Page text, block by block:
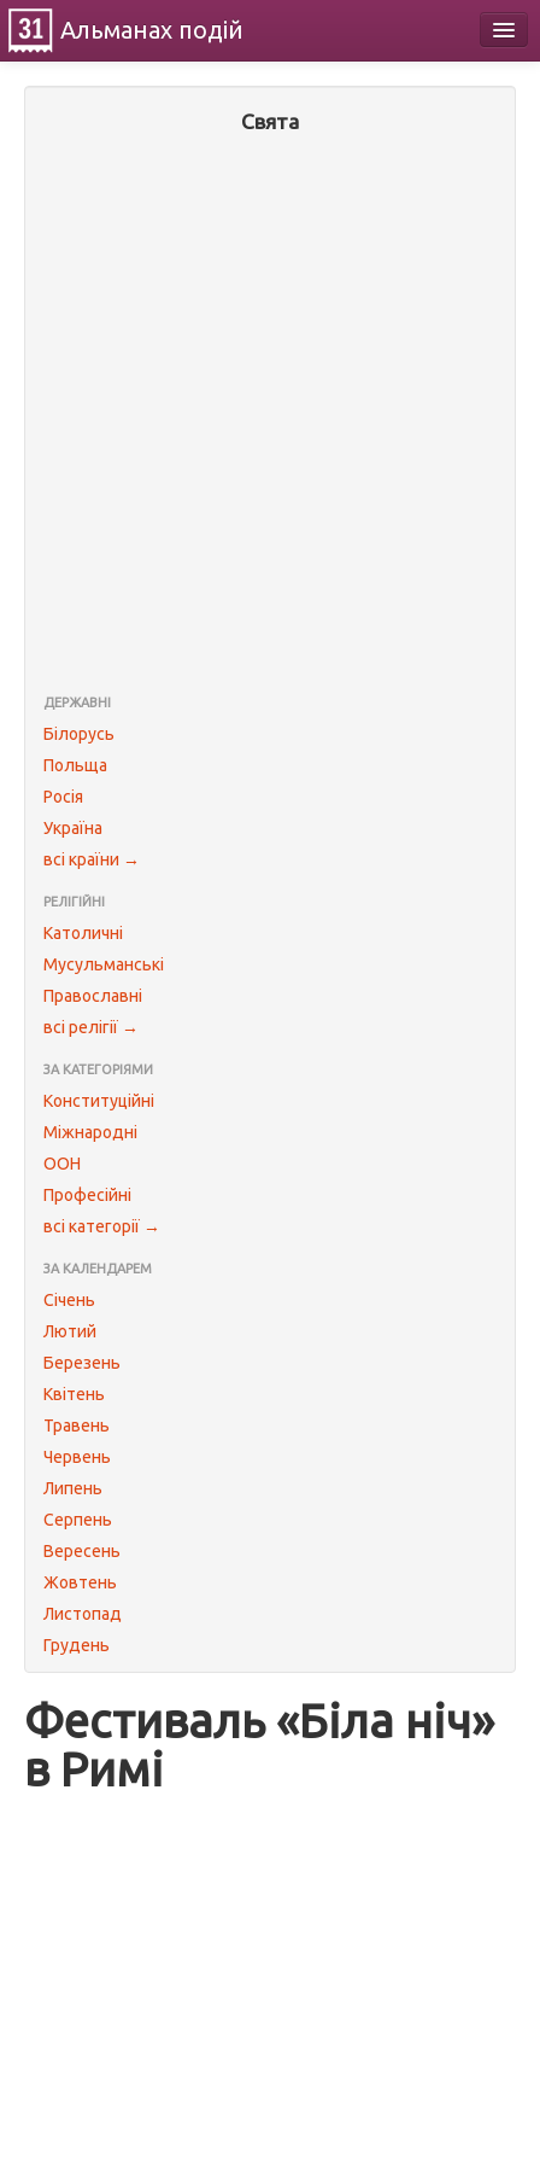
Альманах подій
Свята
ДЕРЖАВНІ
Білорусь
Польща
Росія
Україна
всі країни →
РЕЛІГІЙНІ
Католичні
Мусульманські
Православні
всі релігії →
ЗА КАТЕГОРІЯМИ
Конституційні
Міжнародні
ООН
Професійні
всі категорії →
ЗА КАЛЕНДАРЕМ
Січень
Лютий
Березень
Квітень
Травень
Червень
Липень
Серпень
Вересень
Жовтень
Листопад
Грудень
Фестиваль «Біла ніч»
в Римі